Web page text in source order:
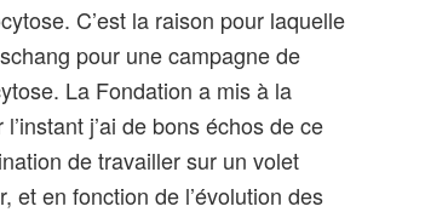
C’est la raison pour laquelle
pour une campagne de
La Fondation a mis à la
j’ai de bons échos de ce
de travailler sur un volet
et en fonction de l’évolution des